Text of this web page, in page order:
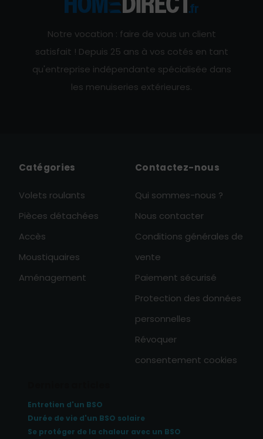
Notre vocation : faire de vous un client
satisfait ! Depuis 25 ans à vos cotés en tant
qu'entreprise indépendante spécialisée dans
les menuiseries extérieures.
Catégories
Volets roulants
Pièces détachées
Accès
Moustiquaires
Aménagement
Contactez-nous
Qui sommes-nous ?
Nous contacter
Conditions générales de
vente
Paiement sécurisé
Protection des données
personnelles
Révoquer
consentement cookies
Entretien d'un BSO
Durée de vie d'un BSO solaire
Se protéger de la chaleur avec un BSO